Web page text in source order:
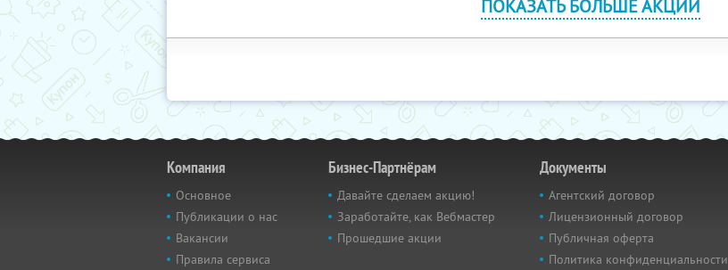
ПОКАЗАТЬ БОЛЬШЕ АКЦИЙ
Компания
Основное
Публикации о нас
Вакансии
Правила сервиса
Бизнес-Партнёрам
Давайте сделаем акцию!
Заработайте, как Вебмастер
Прошедшие акции
Документы
Агентский договор
Лицензионный договор
Публичная оферта
Политика конфиденциальности